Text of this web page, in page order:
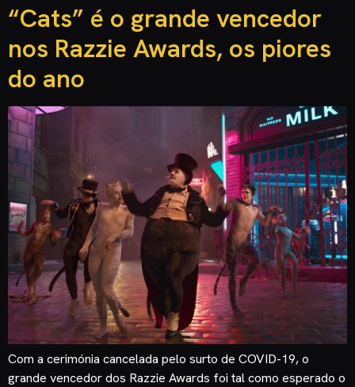
“Cats” é o grande vencedor
nos Razzie Awards, os piores
do ano
Com a cerimónia cancelada pelo surto de COVID-19, o
grande vencedor dos Razzie Awards foi tal como esperado o